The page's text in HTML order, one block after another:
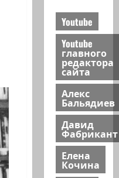
Youtube
Youtube
главного
редактора
сайта
Алекс
Бальядиев
Давид
Фабрикант
Елена
Кочина